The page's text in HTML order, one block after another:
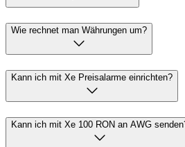
Wie rechnet man Währungen um?
Kann ich mit Xe Preisalarme einrichten?
Kann ich mit Xe 100 RON an AWG